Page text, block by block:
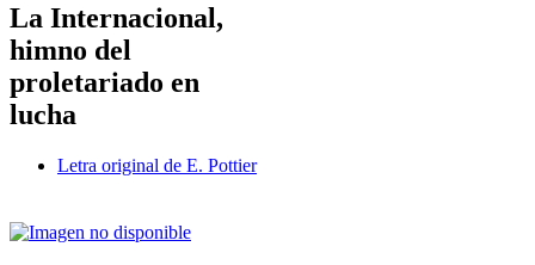
La Internacional,
himno del
proletariado en
lucha
Letra original de E. Pottier